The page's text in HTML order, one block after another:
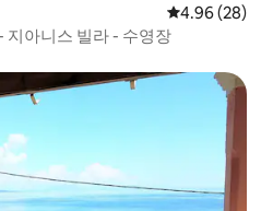
평점 4.96점(5
4.96 (28)
지아니스 빌라 - 수영장